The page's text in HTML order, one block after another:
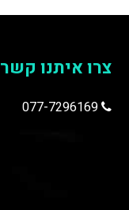
צרו איתנו קשר
077-7296169